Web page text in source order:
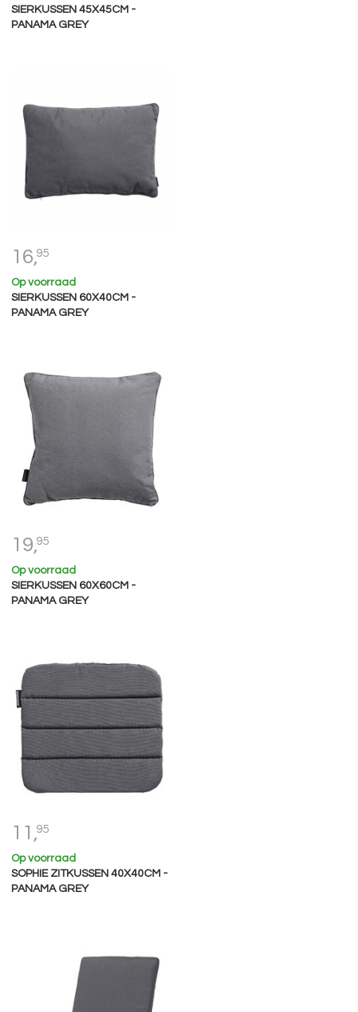
SIERKUSSEN 45X45CM -
PANAMA GREY
16,95
Op voorraad
SIERKUSSEN 60X40CM -
PANAMA GREY
19,95
Op voorraad
SIERKUSSEN 60X60CM -
PANAMA GREY
11,95
Op voorraad
SOPHIE ZITKUSSEN 40X40CM -
PANAMA GREY